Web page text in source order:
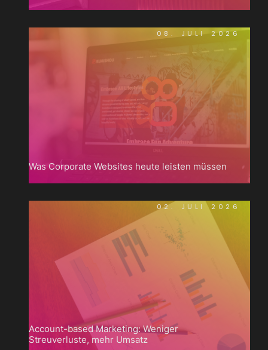
08. JULI 2026
Was Corporate Websites heute leisten müssen
02. JULI 2026
Account-based Marketing: Weniger
Streuverluste, mehr Umsatz